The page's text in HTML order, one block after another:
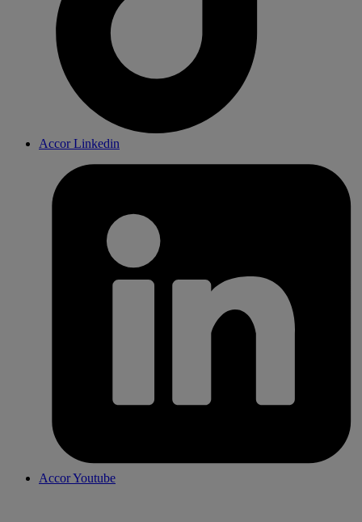
Accor Linkedin
Accor Youtube